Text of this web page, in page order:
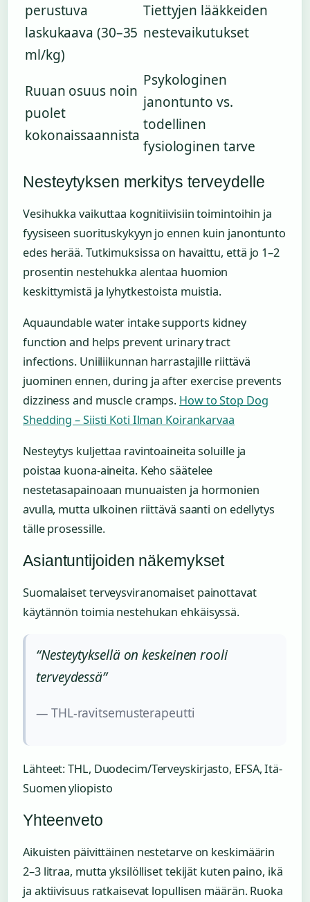
perustuva
laskukaava (30–35
ml/kg)
Tiettyjen lääkkeiden
nestevaikutukset
Ruuan osuus noin
puolet
kokonaissaannista
Psykologinen
janontunto vs.
todellinen
fysiologinen tarve
Nesteytyksen merkitys terveydelle
Vesihukka vaikuttaa kognitiivisiin toimintoihin ja
fyysiseen suorituskykyyn jo ennen kuin janontunto
edes herää. Tutkimuksissa on havaittu, että jo 1–2
prosentin nestehukka alentaa huomion
keskittymistä ja lyhytkestoista muistia.
Aquaundable water intake supports kidney
function and helps prevent urinary tract
infections. Uniiliikunnan harrastajille riittävä
juominen ennen, during ja after exercise prevents
dizziness and muscle cramps. How to Stop Dog
Shedding – Siisti Koti Ilman Koirankarvaa
Nesteytys kuljettaa ravintoaineita soluille ja
poistaa kuona-aineita. Keho säätelee
nestetasapainoaan munuaisten ja hormonien
avulla, mutta ulkoinen riittävä saanti on edellytys
tälle prosessille.
Asiantuntijoiden näkemykset
Suomalaiset terveysviranomaiset painottavat
käytännön toimia nestehukan ehkäisyssä.
“Nesteytyksellä on keskeinen rooli
terveydessä”
— THL-ravitsemusterapeutti
Lähteet: THL, Duodecim/Terveyskirjasto, EFSA, Itä-
Suomen yliopisto
Yhteenveto
Aikuisten päivittäinen nestetarve on keskimäärin
2–3 litraa, mutta yksilölliset tekijät kuten paino, ikä
ja aktiivisuus ratkaisevat lopullisen määrän. Ruoka